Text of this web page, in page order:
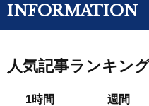
INFORMATION
人気記事ランキン
1時間 週間